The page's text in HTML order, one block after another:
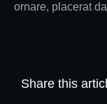
ornare, placerat
Share this